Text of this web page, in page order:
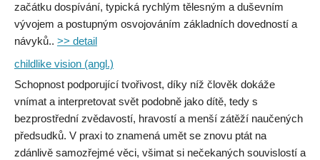
začátku dospívání, typická rychlým tělesným a duševním
vývojem a postupným osvojováním základních dovedností a
návyků.. >> detail
childlike vision (angl.)
Schopnost podporující tvořivost, díky níž člověk dokáže
vnímat a interpretovat svět podobně jako dítě, tedy s
bezprostřední zvědavostí, hravostí a menší zátěží naučených
předsudků. V praxi to znamená umět se znovu ptát na
zdánlivě samozřejmé věci, všimat si nečekaných souvislostí a